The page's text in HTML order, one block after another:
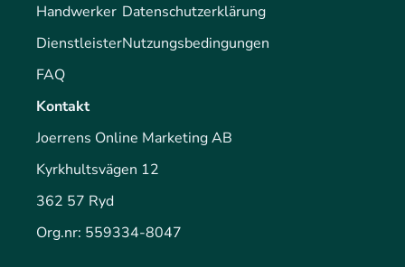
Handwerker
Dienstleister
FAQ
Datenschutzerklärung
Nutzungsbedingungen
Kontakt
Joerrens Online Marketing AB
Kyrkhultsvägen 12
362 57 Ryd
Org.nr: 559334-8047